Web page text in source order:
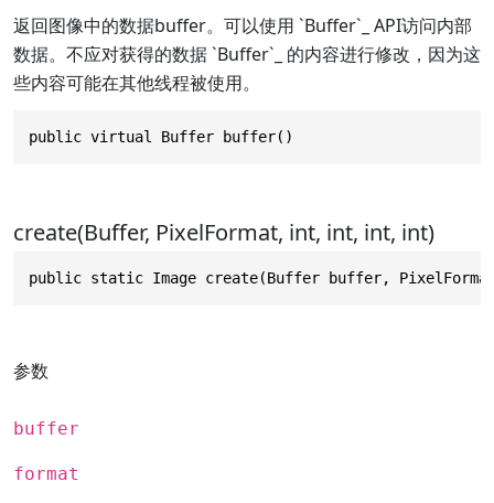
返回图像中的数据buffer。可以使用 `Buffer`_ API访问内部
数据。不应对获得的数据 `Buffer`_ 的内容进行修改，因为这
些内容可能在其他线程被使用。
public virtual Buffer buffer()
create(Buffer, PixelFormat, int, int, int, int)
public static Image create(Buffer buffer,
参数
buffer
format